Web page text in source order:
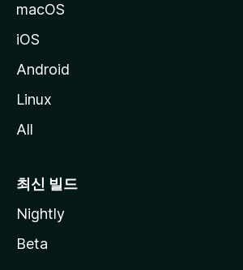
macOS
iOS
Android
Linux
All
최신 빌드
Nightly
Beta